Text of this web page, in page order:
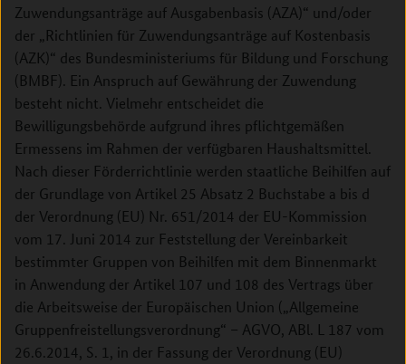
Zuwendungsanträge auf Ausgabenbasis (AZA)“ und/oder
der „Richtlinien für Zuwendungsanträge auf Kostenbasis
(AZK)“ des Bundesministeriums für Bildung und Forschung
(BMBF). Ein Anspruch auf Gewährung der Zuwendung
besteht nicht. Vielmehr entscheidet die
Bewilligungsbehörde aufgrund ihres pflichtgemäßen
Ermessens im Rahmen der verfügbaren Haushaltsmittel.
Nach dieser Förderrichtlinie werden staatliche Beihilfen auf
der Grundlage von Artikel 25 Absatz 2 Buchstabe a bis d
der Verordnung (EU) Nr. 651/2014 der EU-Kommission
vom 17. Juni 2014 zur Feststellung der Vereinbarkeit
bestimmter Gruppen von Beihilfen mit dem Binnenmarkt
in Anwendung der Artikel 107 und 108 des Vertrags über
die Arbeitsweise der Europäischen Union („Allgemeine
Gruppenfreistellungsverordnung“ – AGVO, ABl. L 187 vom
26.6.2014, S. 1, in der Fassung der Verordnung (EU)